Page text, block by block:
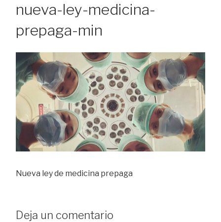
nueva-ley-medicina-
prepaga-min
Nueva ley de medicina prepaga
Deja un comentario